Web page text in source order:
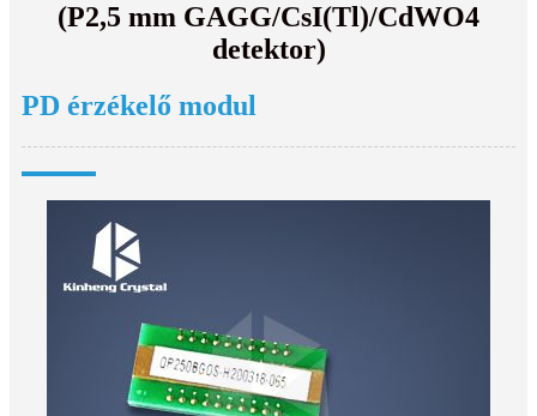
(P2,5 mm GAGG/CsI(Tl)/CdWO4
detektor)
PD érzékelő modul